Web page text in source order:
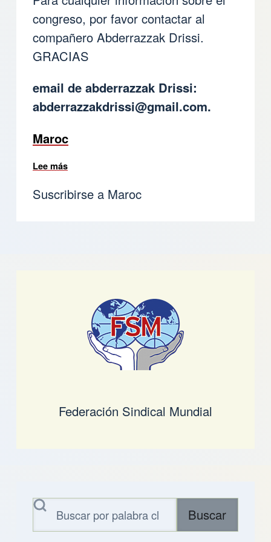
congreso, por favor contactar al
compañero Abderrazzak Drissi.
GRACIAS
email de abderrazzak Drissi:
abderrazzakdrissi@gmail.com.
Maroc
Lee más
Suscribirse a Maroc
Federación Sindical Mundial
Buscar